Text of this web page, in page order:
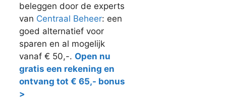
beleggen door de experts
van Centraal Beheer: een
goed alternatief voor
sparen en al mogelijk
vanaf € 50,-. Open nu
gratis een rekening en
ontvang tot € 65,- bonus
>